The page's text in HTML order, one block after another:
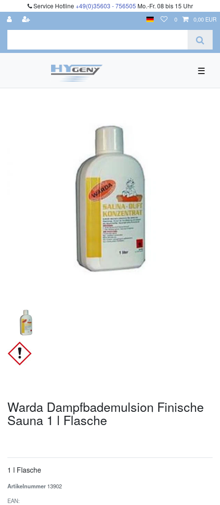
Service Hotline +49(0)35603 - 756505 Mo.-Fr. 08 bis 15 Uhr
0 0,00 EUR
☰
Warda Dampfbademulsion Finische
Sauna 1 l Flasche
1 l Flasche
Artikelnummer 13902
EAN: